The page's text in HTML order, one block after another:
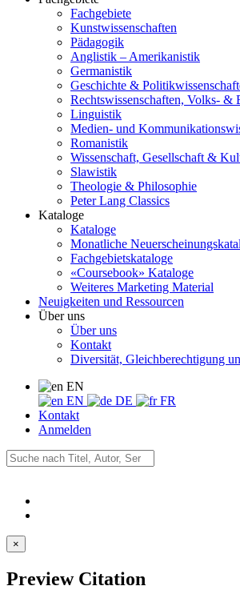
Fachgebiete
Kunstwissenschaften
Pädagogik
Anglistik – Amerikanistik
Germanistik
Geschichte &
Rechtswissenschaften, Volks- &
Linguistik
Medien- und
Romanistik
Wissenschaft, Gesellschaft &
Slawistik
Theologie & Philosophie
Peter Lang Classics
Kataloge
Kataloge
Monatliche
Fachgebietskataloge
«Coursebook» Kataloge
Weiteres Marketing Material
Neuigkeiten und Ressourcen
Über uns
Über uns
Kontakt
Diversität, Gleichberechtigung
EN
EN
DE
FR
Kontakt
Anmelden
×
Preview Citation